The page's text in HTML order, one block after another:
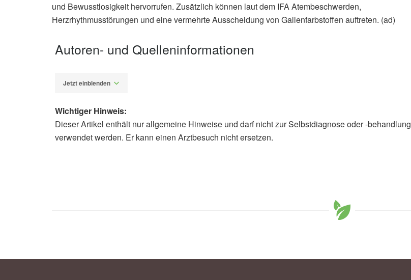
und Bewusstlosigkeit hervorrufen. Zusätzlich können laut dem IFA Atembeschwerden,
Herzrhythmusstörungen und eine vermehrte Ausscheidung von Gallenfarbstoffen auftreten. (ad)
Autoren- und Quelleninformationen
Jetzt einblenden
Alfred Domke
Wichtiger Hinweis:
Dieser Artikel enthält nur allgemeine Hinweise und darf nicht zur Selbstdiagnose oder -behandlung
verwendet werden. Er kann einen Arztbesuch nicht ersetzen.